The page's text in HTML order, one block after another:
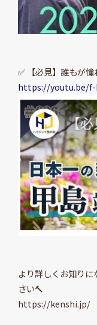
✅ 【必見】誰もが
https://youtu.be/f-
より詳しくお知り
さい🔨
https://kenshi.jp/